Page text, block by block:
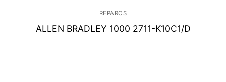
REPAROS
ALLEN BRADLEY 1000 2711-K10C1/D